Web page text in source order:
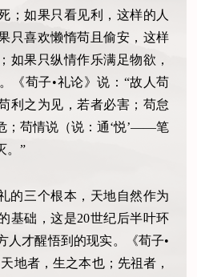
；如果只看见利，这样的人
只喜欢懒惰苟且偷安，这样
如果只纵情作乐满足物欲，
《荀子•礼论》说：“故人苟
利之为见，若者必害；苟怠
；苟情说（说：通‘悦’——笔
。”
的三个根本，天地自然作为
基础，这是20世纪后半叶环
人才醒悟到的现实。《荀子•
地者，生之本也；先祖者，